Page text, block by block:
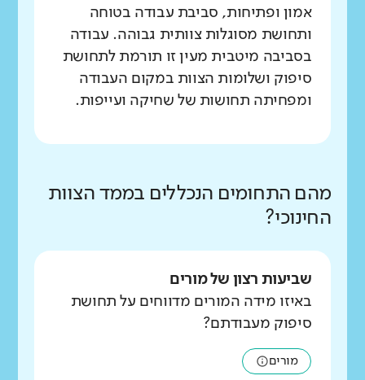
אמון ופתיחות, סביבת עבודה בטוחה
ותחושת מסוגלות צוותית גבוהה. עבודה
בסביבה מיטבית מעין זו תורמת לתחושת
סיפוק ושלומות הצוות במקום העבודה
ומפחיתה תחושות של שחיקה ועייפות.
מהם התחומים הנכללים בממד הצוות
החינוכי?
שביעות רצון של מורים
באיזו מידה המורים מדווחים על תחושת
סיפוק מעבודתם?
מורים